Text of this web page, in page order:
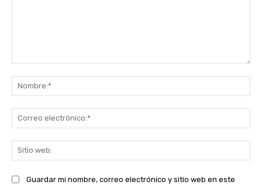
Guardar mi nombre, correo electrónico y sitio web en este